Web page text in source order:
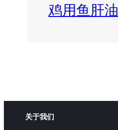
鸡用鱼肝油
关于我们